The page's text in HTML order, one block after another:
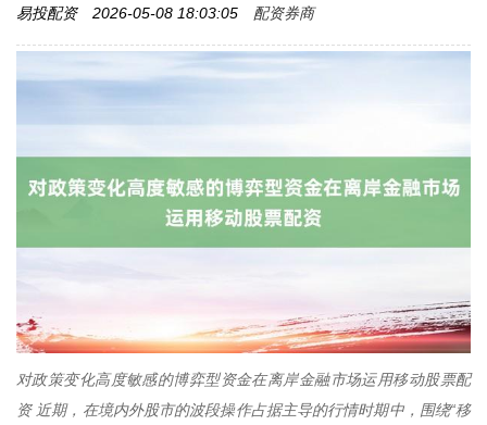
易投配资 2026-05-08 18:03:05 配资券商
对政策变化高度敏感的博弈型资金在离岸金融市场运用移动股票配
资 近期，在境内外股市的波段操作占据主导的行情时期中，围绕“移